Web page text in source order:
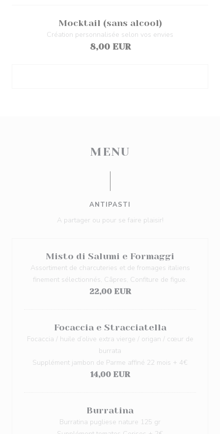
Mocktail (sans alcool)
Création personnalisée selon vos envies
8,00 EUR
MENU
ANTIPASTI
A partager ou pour se faire plaisir!
Misto di Salumi e Formaggi
Assortiment de charcuteries et de fromages italiens
finement sélectionnés, Câpres, Confiture de figue.
22,00 EUR
Focaccia e Stracciatella
Focaccia / huile d’olive extra vierge / origan / cœur de
burrata
Supplément jambon de Parme affiné 22 mois + 4€
14,00 EUR
Burratina
Burratina pugliese nature 125 gr